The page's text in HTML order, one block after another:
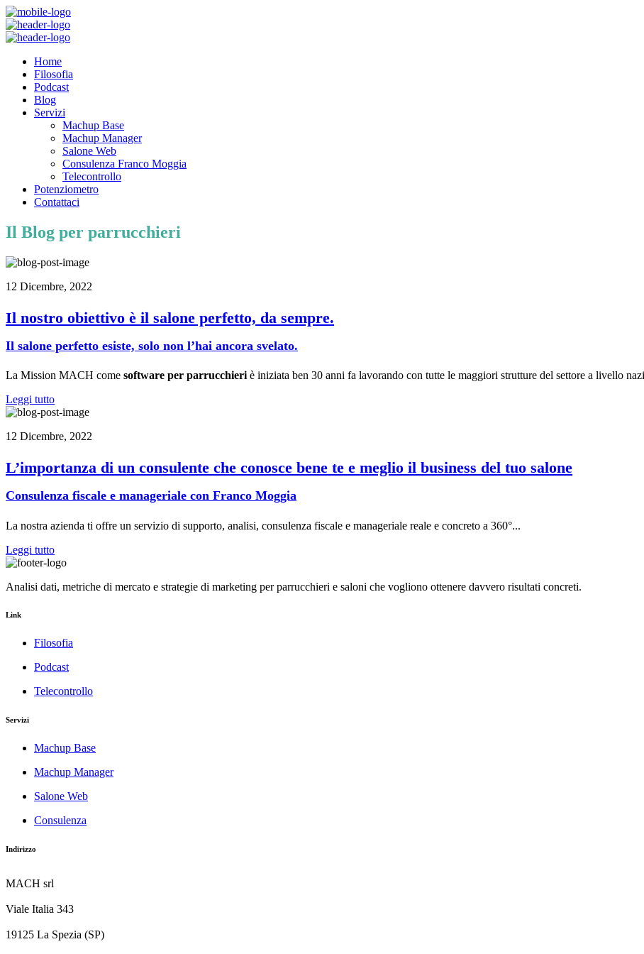
Home
Filosofia
Podcast
Blog
Servizi
Machup Base
Machup Manager
Salone Web
Consulenza Franco Moggia
Telecontrollo
Potenziometro
Contattaci
Il Blog per parrucchieri
12 Dicembre, 2022
Il nostro obiettivo è il salone perfetto, da sempre.
Il salone perfetto esiste, solo non l’hai ancora svelato.
La Mission MACH come software per parrucchieri è iniziata ben 30 anni fa lavorando con tutte le maggiori strutture del settore a livello
Leggi tutto
12 Dicembre, 2022
L’importanza di un consulente che conosce bene te e meglio il business del tuo salone
Consulenza fiscale e manageriale con Franco Moggia
La nostra azienda ti offre un servizio di supporto, analisi, consulenza fiscale e manageriale reale e concreto a 360°...
Leggi tutto
Analisi dati, metriche di mercato e strategie di marketing per parrucchieri e saloni che vogliono ottenere davvero risultati concreti.
Link
Filosofia
Podcast
Telecontrollo
Servizi
Machup Base
Machup Manager
Salone Web
Consulenza
Indirizzo
MACH srl
Viale Italia 343
19125 La Spezia (SP)